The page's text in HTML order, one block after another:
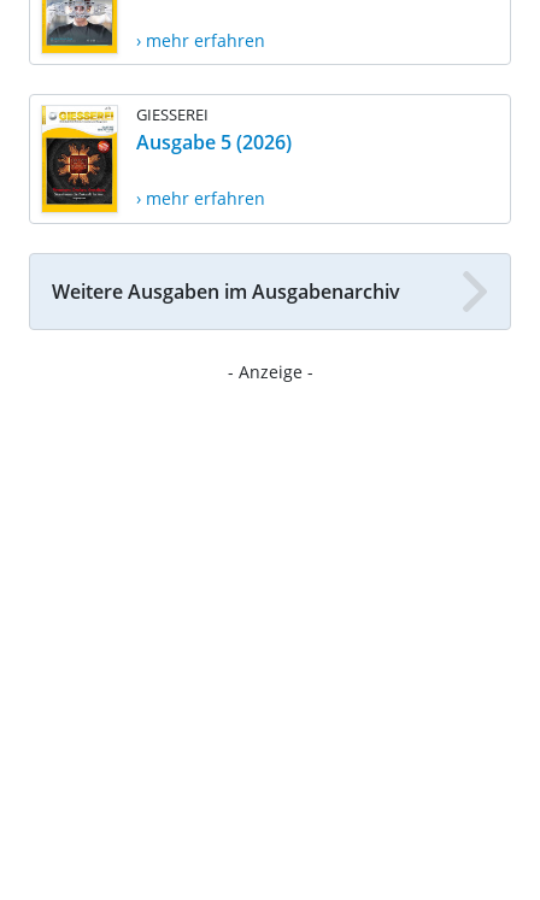
› mehr erfahren
GIESSEREI
Ausgabe 5 (2026)
› mehr erfahren
Weitere Ausgaben im Ausgabenarchiv
- Anzeige -